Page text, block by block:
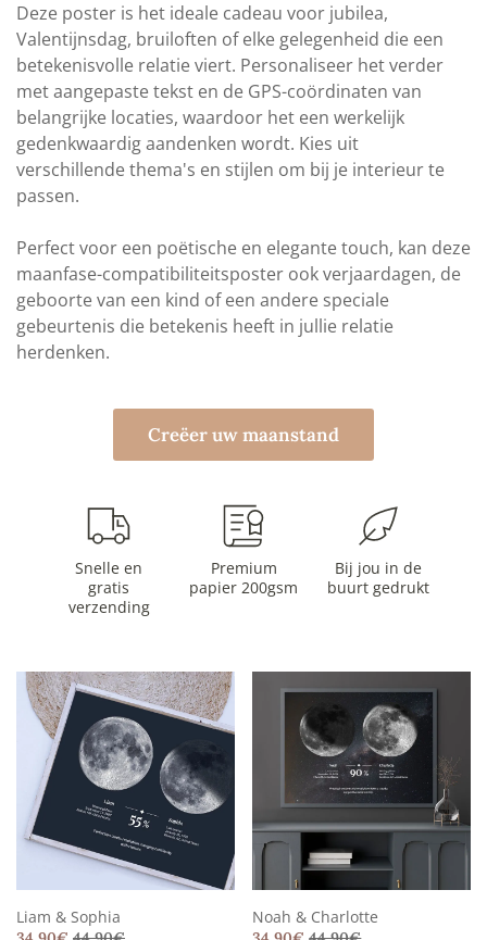
Deze poster is het ideale cadeau voor jubilea,
Valentijnsdag, bruiloften of elke gelegenheid die een
betekenisvolle relatie viert. Personaliseer het verder
met aangepaste tekst en de GPS-coördinaten van
belangrijke locaties, waardoor het een werkelijk
gedenkwaardig aandenken wordt. Kies uit
verschillende thema's en stijlen om bij je interieur te
passen.
Perfect voor een poëtische en elegante touch, kan deze
maanfase-compatibiliteitsposter ook verjaardagen, de
geboorte van een kind of een andere speciale
gebeurtenis die betekenis heeft in jullie relatie
herdenken.
Creëer uw maanstand
Snelle en
gratis
verzending
Premium
papier 200gsm
Bij jou in de
buurt gedrukt
Liam & Sophia Noah & Charlotte